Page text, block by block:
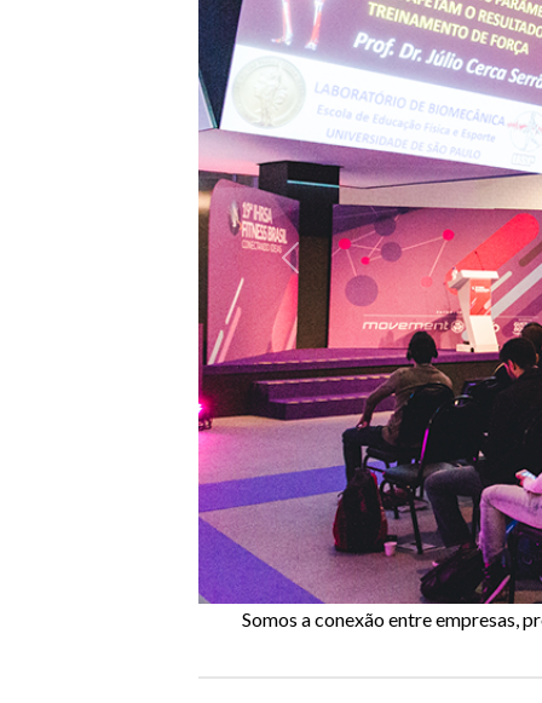
Anterior
Somos a conexão entre empresas,